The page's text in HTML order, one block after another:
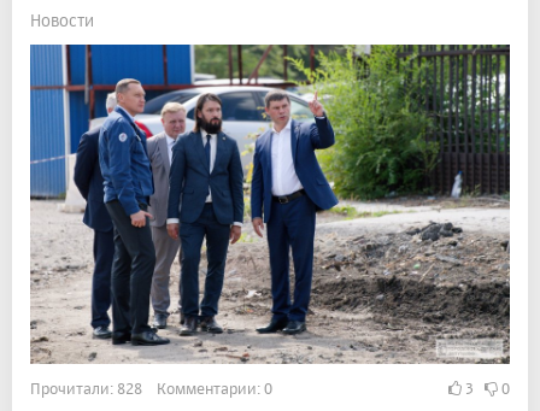
Новости
Прочитали: 828 Комментарии: 0 3 0